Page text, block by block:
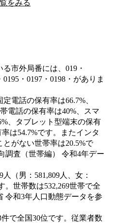
をみる
市外局番には、019・
0195・0197・0198・がありま
電話の保有率は66.7%、
電話の保有率は40%、スマ
、タブレット型端末の保有
は54.7%です。またインタ
がない世帯率は20.5%で
調査（世帯編） 令和4年デー
（男：581,809人、女：
。世帯数は532,269世帯で全
令和3年人口動態データを参
で全国30位です。従業者数